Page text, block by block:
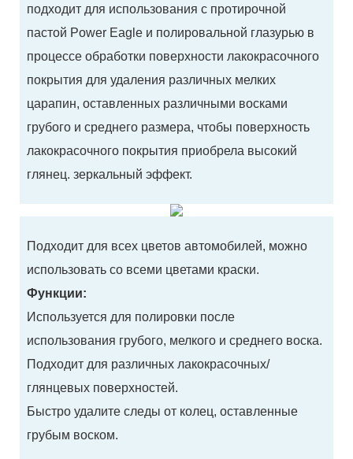
Подходит для всех цветов автомобилей, можно
использовать со всеми цветами краски.
Функции:
Используется для полировки после
использования грубого, мелкого и среднего воска.
Подходит для различных лакокрасочных/
глянцевых поверхностей.
Быстро удалите следы от колец, оставленные
грубым воском.
подходит для использования с протирочной
пастой Power Eagle и полировальной глазурью в
процессе обработки поверхности лакокрасочного
покрытия для удаления различных мелких
царапин, оставленных различными восками
грубого и среднего размера, чтобы поверхность
лакокрасочного покрытия приобрела высокий
глянец. зеркальный эффект.